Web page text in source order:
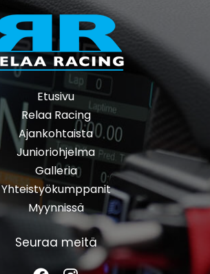
Etusivu
Relaa Racing
Ajankohtaista
Junioriohjelma
Galleria
Yhteistyökumppanit
Myynnissä
Seuraa meitä